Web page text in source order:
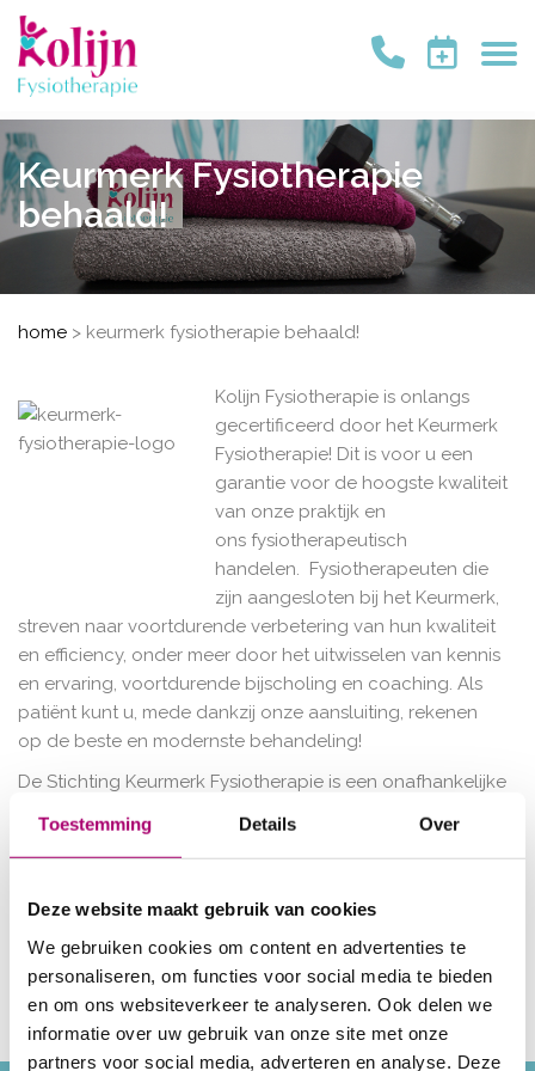
Toestemming Details Over
Deze website maakt gebruik van cookies
We gebruiken cookies om content en advertenties te
personaliseren, om functies voor social media te bieden
en om ons websiteverkeer te analyseren. Ook delen we
informatie over uw gebruik van onze site met onze
partners voor social media, adverteren en analyse. Deze
Keurmerk Fysiotherapie
behaald!
home > keurmerk fysiotherapie behaald!
Kolijn Fysiotherapie is onlangs
gecertificeerd door het Keurmerk
Fysiotherapie! Dit is voor u een
garantie voor de hoogste kwaliteit
van onze praktijk en
ons fysiotherapeutisch
handelen. Fysiotherapeuten die
zijn aangesloten bij het Keurmerk,
streven naar voortdurende verbetering van hun kwaliteit
en efficiency, onder meer door het uitwisselen van kennis
en ervaring, voortdurende bijscholing en coaching. Als
patiënt kunt u, mede dankzij onze aansluiting, rekenen
op de beste en modernste behandeling!
De Stichting Keurmerk Fysiotherapie is een onafhankelijke
meer en beter inzicht te geven in de kwaliteit van hun
faciliteert de Stichting het contact en gegevens
uitwisseling tussen fysiotherapie praktijken in een
voortdurend proces van ‘leren en verbeteren’. Als u meer
informatie wilt over onze kwaliteit, klik danhier